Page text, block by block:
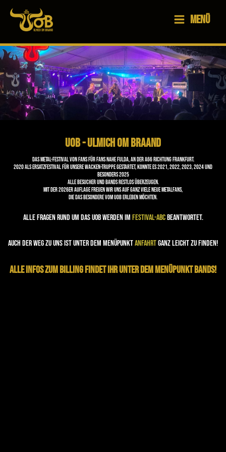
Zum
Inhalt
springen
Menü
UOB - Ulmich om Braand
Das Metal-Festival von Fans für Fans nahe Fulda, an der A66 Richtung Frankfurt.
2020 als Ersatzfestival für unsere Wacken-Truppe gestartet, konnte es 2021, 2022, 2023, 2024 und
besonders 2025
alle Besucher und Bands restlos überzeugen.
Mit der 2026er Auflage freuen wir uns auf ganz viele neue Metalfans,
die das Besondere vom UOB erleben möchten.
Alle Fragen rund um das UOB werden im Festival-ABCbeantwortet.
Auch der Weg zu uns ist unter dem MenüpunktAnfahrtganz leicht zu finden!
Alle Infos zum Billing findet ihr unter dem Menüpunkt Bands!